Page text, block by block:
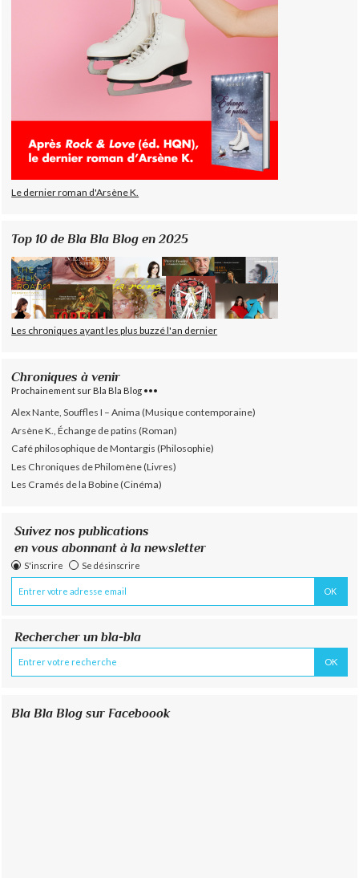
Le dernier roman d'Arsène K.
Top 10 de Bla Bla Blog en 2025
Les chroniques ayant les plus buzzé l'an dernier
Chroniques à venir
Prochainement sur Bla Bla Blog •••
Alex Nante, Souffles I – Anima (Musique contemporaine)
Arsène K., Échange de patins (Roman)
Café philosophique de Montargis (Philosophie)
Les Chroniques de Philomène (Livres)
Les Cramés de la Bobine (Cinéma)
Suivez nos publications
en vous abonnant à la newsletter
S'inscrire Se désinscrire
Rechercher un bla-bla
Bla Bla Blog sur Faceboook